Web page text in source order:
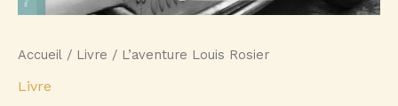
Accueil / Livre / L’aventure Louis Rosier
Livre